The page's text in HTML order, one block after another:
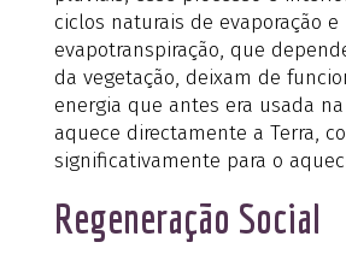
ciclos naturais de evaporação e
evapotranspiração, que
da vegetação, deixam de
energia que antes era usada
aquece directamente a Terra,
significativamente para o
Regeneração Social